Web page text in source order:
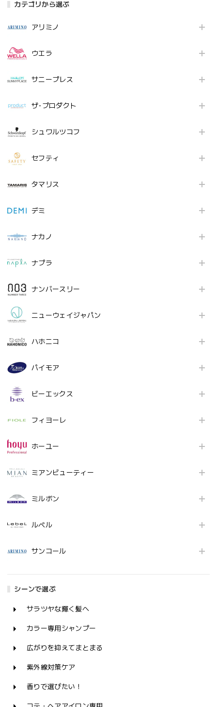
カテゴリから選ぶ
アリミノ
ウエラ
サニープレス
ザ･プロダクト
シュワルツコフ
セフティ
タマリス
デミ
ナカノ
ナプラ
ナンバースリー
ニューウェイジャパン
ハホニコ
パイモア
ビーエックス
フィヨーレ
ホーユー
ミアンビューティー
ミルボン
ルベル
サンコール
シーンで選ぶ
サラツヤな輝く髪へ
カラー専用シャンプー
広がりを抑えてまとまる
紫外線対策ケア
香りで選びたい！